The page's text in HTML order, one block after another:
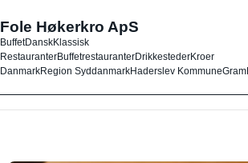
Fole Høkerkro ApS
BuffetDanskKlassisk
RestauranterBuffetrestauranterDrikkestederKroer
DanmarkRegion SyddanmarkHaderslev KommuneGram